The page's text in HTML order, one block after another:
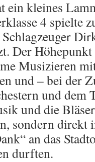
ein kleines
4 spielte
Der
Musizieren
und – bei der
und dem
und die
sondern direkt
an das
durften.